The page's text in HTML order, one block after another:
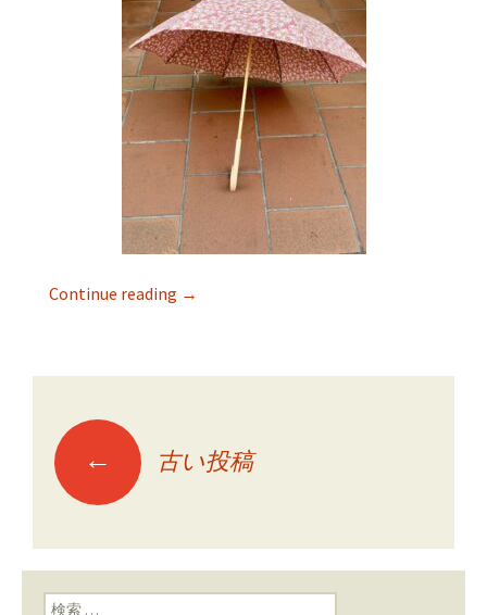
Continue reading →
投稿ナビゲーショ
ン
← 古い投稿
検索: